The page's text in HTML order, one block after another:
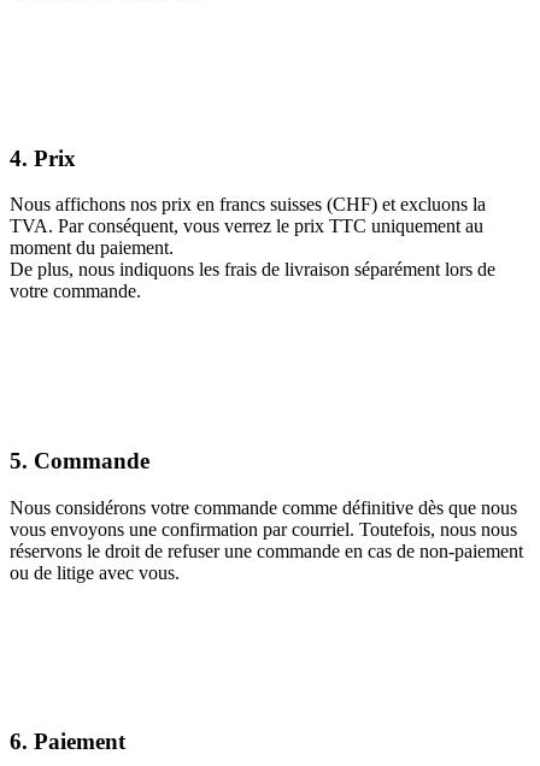
4. Prix
Nous affichons nos prix en francs suisses (CHF) et excluons la
TVA. Par conséquent, vous verrez le prix TTC uniquement au
moment du paiement.
De plus, nous indiquons les frais de livraison séparément lors de
votre commande.
5. Commande
Nous considérons votre commande comme définitive dès que nous
vous envoyons une confirmation par courriel. Toutefois, nous nous
réservons le droit de refuser une commande en cas de non-paiement
ou de litige avec vous.
6. Paiement